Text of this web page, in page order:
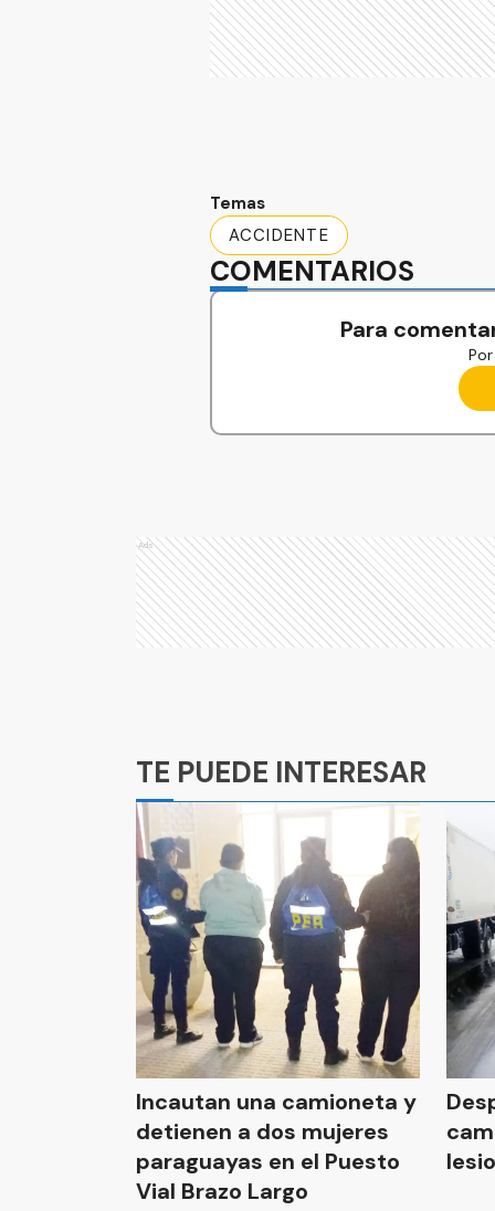
Temas
ACCIDENTE
COMENTARIOS
Para
Ads
TE PUEDE INTERESAR
Incautan una camioneta y
detienen a dos mujeres
paraguayas en el Puesto
Vial Brazo Largo